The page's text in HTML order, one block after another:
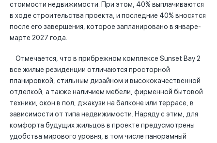
стоимости недвижимости. При этом, 40% выплачиваются
в ходе строительства проекта, и последние 40% вносятся
после его завершения, которое запланировано в январе-
марте 2027 года.
Отмечается, что в прибрежном комплексе Sunset Bay 2
все жилые резиденции отличаются просторной
планировкой, стильным дизайном и высококачественной
отделкой, а также наличием мебели, фирменной бытовой
техники, окон в пол, джакузи на балконе или террасе, в
зависимости от типа недвижимости. Наряду с этим, для
комфорта будущих жильцов в проекте предусмотрены
удобства мирового уровня, в том числе панорамный